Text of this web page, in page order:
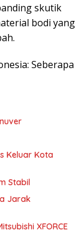
skutik
bodi yang
Seberapa
Keluar Kota
Stabil
Jarak
XFORCE